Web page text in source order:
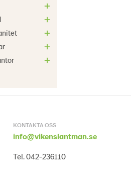
KONTAKTA OSS
info@vikenslantman.se
Tel. 042-236110